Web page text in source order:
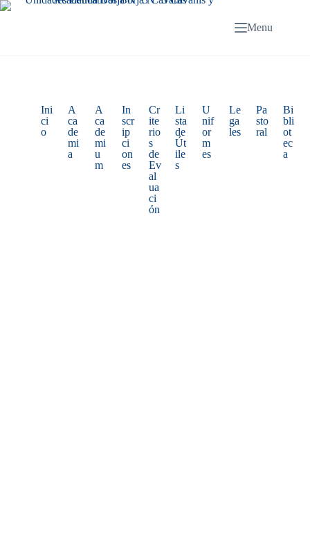
Menu
Ini
ci
o
A
ca
de
mi
a
A
ca
de
mi
u
m
In
scr
ip
ci
on
es
Cr
ite
rio
s
de
Ev
al
ua
ci
ón
Li
sta
de
Út
ile
s
U
nif
or
m
es
Le
ga
les
Pa
sto
ral
Bi
bli
ot
ec
a